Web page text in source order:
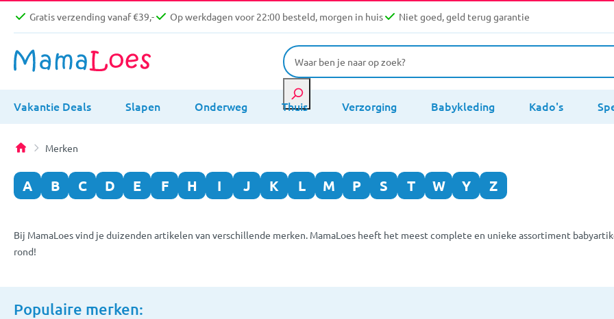
Gratis verzending vanaf €39,- Op werkdagen voor 22:00 besteld, morgen in huis Niet goed, geld terug garantie
Vakantie Deals Slapen Onderweg Thuis Verzorging Babykleding Kado's
Merken
A B C D E F H I J K L M P S T W Y Z
Bij MamaLoes vind je duizenden artikelen van verschillende merken. MamaLoes heeft het meest complete en unieke assortiment
rond!
Populaire merken: